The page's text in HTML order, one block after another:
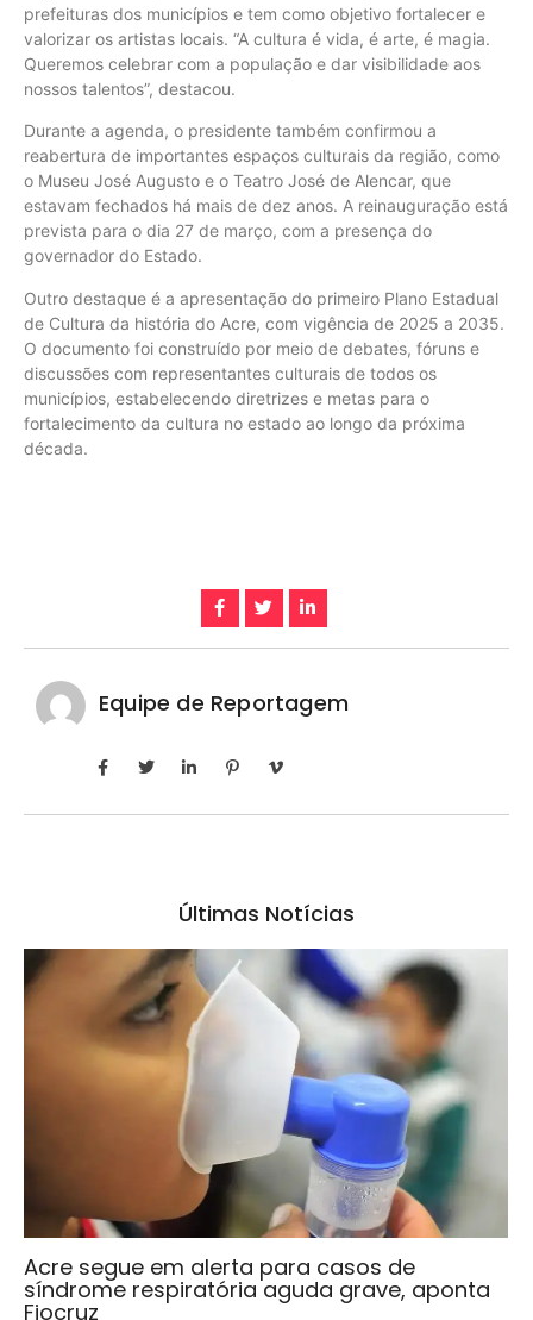
prefeituras dos municípios e tem como objetivo fortalecer e
valorizar os artistas locais. “A cultura é vida, é arte, é magia.
Queremos celebrar com a população e dar visibilidade aos
nossos talentos”, destacou.
Durante a agenda, o presidente também confirmou a
reabertura de importantes espaços culturais da região, como
o Museu José Augusto e o Teatro José de Alencar, que
estavam fechados há mais de dez anos. A reinauguração está
prevista para o dia 27 de março, com a presença do
governador do Estado.
Outro destaque é a apresentação do primeiro Plano Estadual
de Cultura da história do Acre, com vigência de 2025 a 2035.
O documento foi construído por meio de debates, fóruns e
discussões com representantes culturais de todos os
municípios, estabelecendo diretrizes e metas para o
fortalecimento da cultura no estado ao longo da próxima
década.
Equipe de Reportagem
Últimas Notícias
Acre segue em alerta para casos de
síndrome respiratória aguda grave, aponta
Fiocruz